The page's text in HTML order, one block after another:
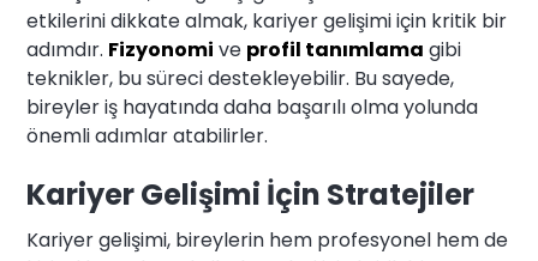
etkilerini dikkate almak, kariyer gelişimi için kritik bir
adımdır. Fizyonomi ve profil tanımlama gibi
teknikler, bu süreci destekleyebilir. Bu sayede,
bireyler iş hayatında daha başarılı olma yolunda
önemli adımlar atabilirler.
Kariyer Gelişimi İçin Stratejiler
Kariyer gelişimi, bireylerin hem profesyonel hem de